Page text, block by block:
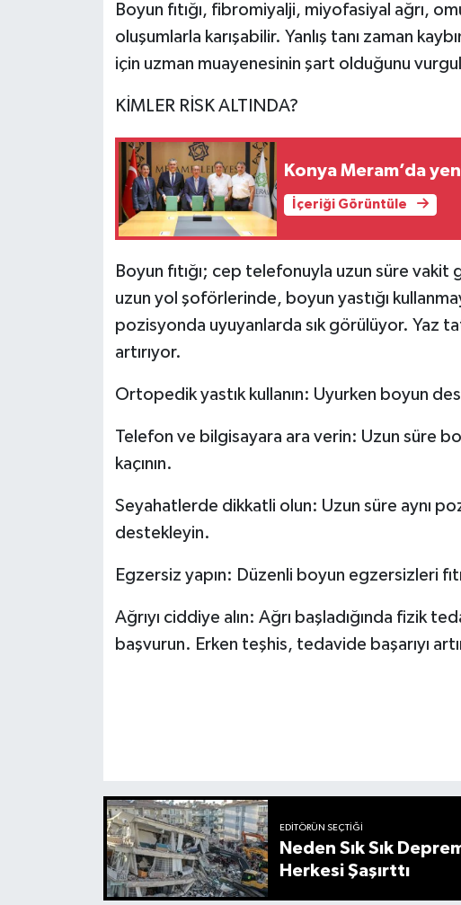
Boyun fıtığı, fibromiyalji, miyofasiyal ağrı,
oluşumlarla karışabilir. Yanlış tanı zaman
için uzman muayenesinin şart olduğunu
KİMLER RİSK ALTINDA?
Konya Meram’da
İçeriği Görüntüle
Boyun fıtığı; cep telefonuyla uzun süre vakit
uzun yol şoförlerinde, boyun yastığı
pozisyonda uyuyanlarda sık görülüyor. Yaz
artırıyor.
Ortopedik yastık kullanın: Uyurken boyun
Telefon ve bilgisayara ara verin: Uzun süre
kaçının.
Seyahatlerde dikkatli olun: Uzun süre aynı
destekleyin.
Egzersiz yapın: Düzenli boyun egzersizleri
Ağrıyı ciddiye alın: Ağrı başladığında fizik
başvurun. Erken teşhis, tedavide başarıyı
EDITÖRÜN SEÇTIĞI
Neden Sık Sık
Herkesi Şaşırttı